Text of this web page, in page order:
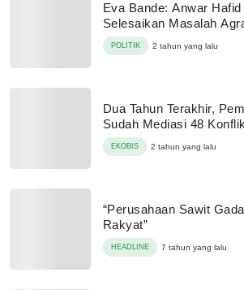
Eva Bande: Anwar
Selesaikan Masalah
POLITIK 2 tahun yang lalu
Dua Tahun Terakhir,
Sudah Mediasi 48
EKOBIS 2 tahun yang lalu
“Perusahaan Sawit
Rakyat”
HEADLINE 7 tahun yang lalu